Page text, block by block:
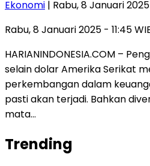
Ekonomi | Rabu, 8 Januari 2025
Rabu, 8 Januari 2025 - 11:45
HARIANINDONESIA.COM –
selain dolar Amerika Serikat
perkembangan dalam
pasti akan terjadi. Bahkan
mata…
Trending